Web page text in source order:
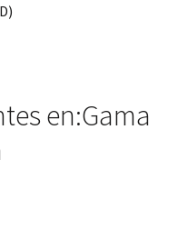
)
en:Gama